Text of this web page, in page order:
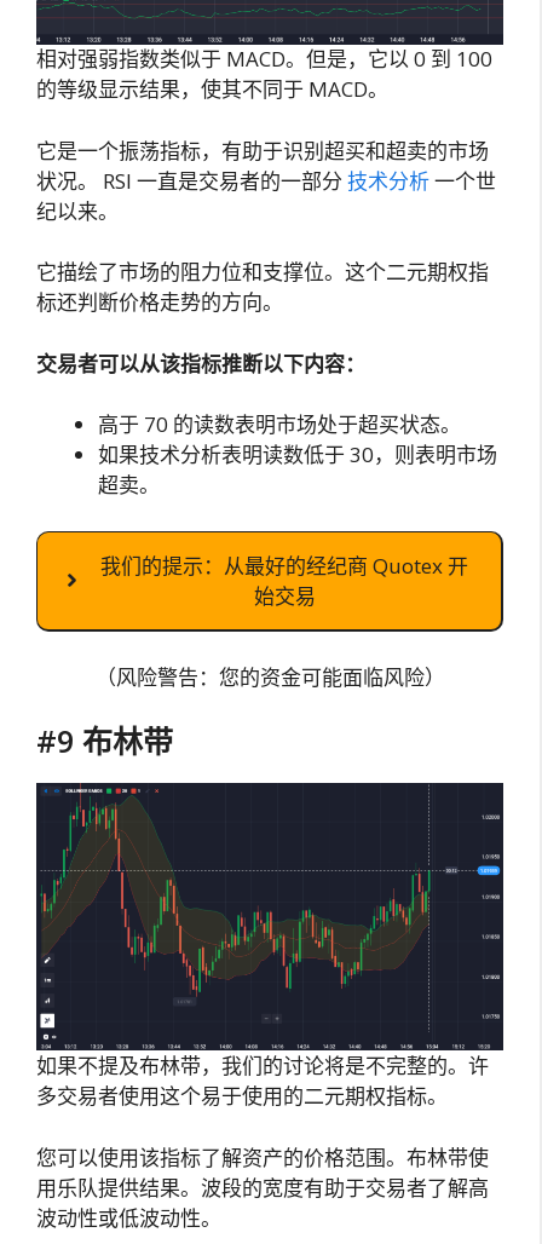
相对强弱指数类似于 MACD。但是，它以 0 到 100
的等级显示结果，使其不同于 MACD。
它是一个振荡指标，有助于识别超买和超卖的市场
状况。 RSI 一直是交易者的一部分 技术分析一个世
纪以来。
它描绘了市场的阻力位和支撑位。这个二元期权指
标还判断价格走势的方向。
交易者可以从该指标推断以下内容：
高于 70 的读数表明市场处于超买状态。
如果技术分析表明读数低于 30，则表明市场
超卖。
我们的提示：从最好的经纪商 Quotex 开
始交易
（风险警告：您的资金可能面临风险）
#9 布林带
如果不提及布林带，我们的讨论将是不完整的。许
多交易者使用这个易于使用的二元期权指标。
您可以使用该指标了解资产的价格范围。布林带使
用乐队提供结果。波段的宽度有助于交易者了解高
波动性或低波动性。